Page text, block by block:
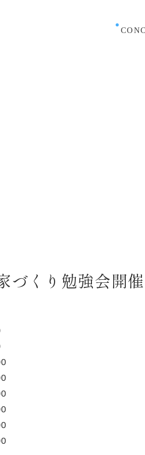
家づくり勉強会